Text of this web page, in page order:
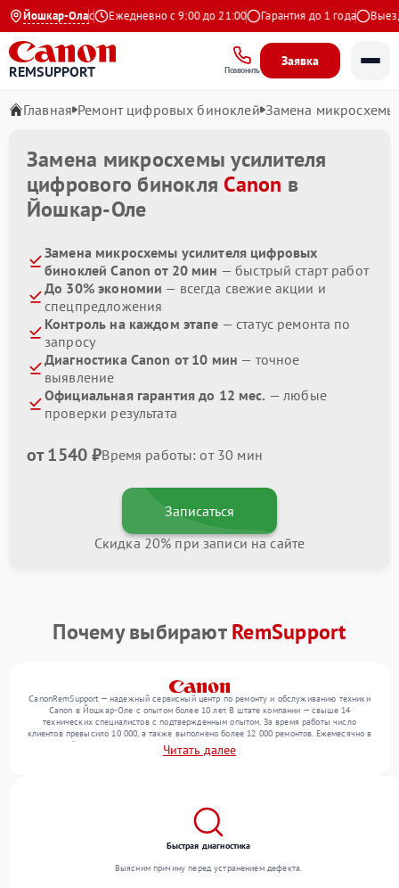
Йошкар-Ола
4.9 на Яндекс Ежедневно с 9:00 до 21:00 Гарантия до 1 года Выезд
REMSUPPORT Позвонить
Заявка
Главная Ремонт цифровых биноклей Замена микросхемы
Замена микросхемы усилителя
цифрового бинокля Canon в
Йошкар-Оле
Замена микросхемы усилителя цифровых
биноклей Canon от 20 мин — быстрый старт работ
До 30% экономии — всегда свежие акции и
спецпредложения
Контроль на каждом этапе — статус ремонта по
запросу
Диагностика Canon от 10 мин — точное
выявление
Официальная гарантия до 12 мес. — любые
проверки результата
от 1540 ₽Время работы: от 30 мин
Записаться
Скидка 20% при записи на сайте
Почему выбираютRemSupport
CanonRemSupport — надежный сервисный центр по ремонту и обслуживанию техники
Canon в Йошкар-Оле с опытом более 10 лет. В штате компании — свыше 14
технических специалистов с подтвержденным опытом. За время работы число
клиентов превысило 10 000, а также выполнено более 12 000 ремонтов. Ежемесячно в
сервисный центр поступает свыше 300 единиц техники, включая , , . Мы беремся за
задачи любой сложности и поддерживаем высокий стандарт качества благодаря
Читать далее
Быстрая диагностика
Выясним причину перед устранением дефекта.